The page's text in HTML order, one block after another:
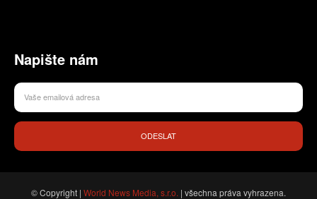
Napište nám
ODESLAT
© Copyright | World News Media, s.r.o. | všechna práva vyhrazena.